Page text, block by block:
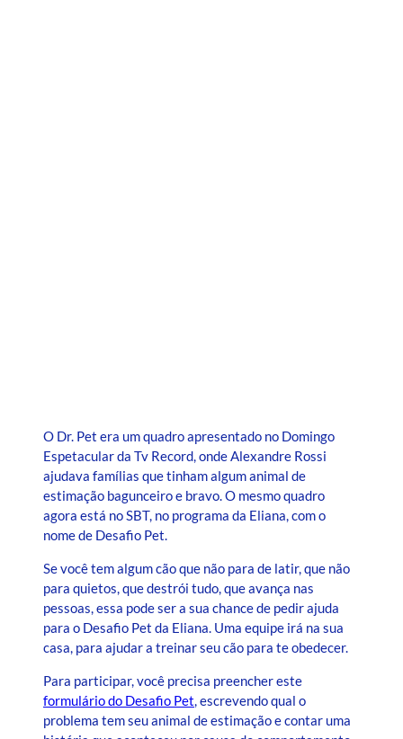
O Dr. Pet era um quadro apresentado no Domingo
Espetacular da Tv Record, onde Alexandre Rossi
ajudava famílias que tinham algum animal de
estimação bagunceiro e bravo. O mesmo quadro
agora está no SBT, no programa da Eliana, com o
nome de Desafio Pet.
Se você tem algum cão que não para de latir, que não
para quietos, que destrói tudo, que avança nas
pessoas, essa pode ser a sua chance de pedir ajuda
para o Desafio Pet da Eliana. Uma equipe irá na sua
casa, para ajudar a treinar seu cão para te obedecer.
Para participar, você precisa preencher este
formulário do Desafio Pet, escrevendo qual o
problema tem seu animal de estimação e contar uma